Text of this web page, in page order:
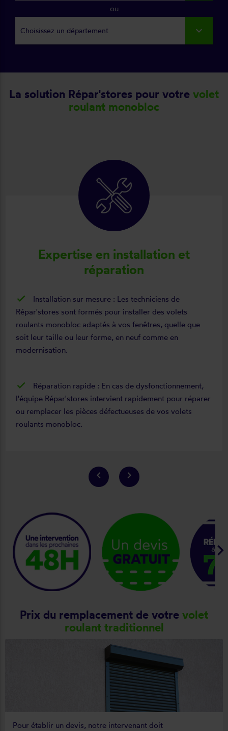
ou
Choisissez un département
La solution Répar'stores pour votre volet
roulant monobloc
Expertise en installation et
réparation
Installation sur mesure : Les techniciens de
Répar'stores sont formés pour installer des volets
roulants monobloc adaptés à vos fenêtres, quelle que
soit leur taille ou leur forme, en neuf comme en
modernisation.
Réparation rapide : En cas de dysfonctionnement,
l'équipe Répar'stores intervient rapidement pour réparer
ou remplacer les pièces défectueuses de vos volets
roulants monobloc.
keyboard_arrow_left keyboard_arrow_right
Prix du remplacement de votre volet
roulant traditionnel
Pour établir un devis, notre intervenant doit